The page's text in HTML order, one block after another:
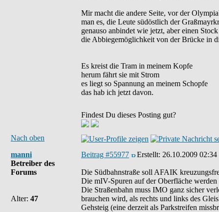
Mir macht die andere Seite, vor der
man es, die Leute südöstlich der
genauso anbindet wie jetzt, aber einen
die Abbiegemöglichkeit von der Brücke in
Es kreist die Tram in meinem Kopfe
herum fährt sie mit Strom
es liegt so Spannung an meinem Schopfe
das hab ich jetzt davon.
Findest Du dieses Posting gut?
Nach oben
manni
Betreiber des
Forums
Alter: 47
Beitrag #55977 Erstellt: 26.10.2009 02:34
Die Südbahnstraße soll AFAIK
Die mIV-Spuren auf der Oberfläche
Die Straßenbahn muss IMO ganz sicher
brauchen wird, als rechts und links des
Gehsteig (eine derzeit als Parkstreifen